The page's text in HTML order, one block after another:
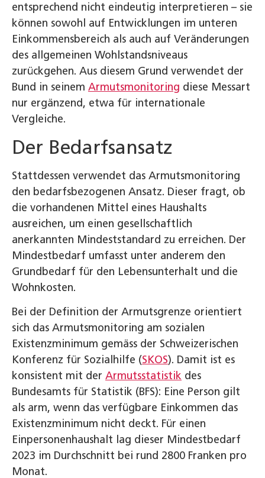
entsprechend nicht eindeutig interpretieren – sie
können sowohl auf Entwicklungen im unteren
Einkommensbereich als auch auf Veränderungen
des allgemeinen Wohlstandsniveaus
zurückgehen. Aus diesem Grund verwendet der
Bund in seinem Armutsmonitoring diese Messart
nur ergänzend, etwa für internationale
Vergleiche.
Der Bedarfsansatz
Stattdessen verwendet das Armutsmonitoring
den bedarfsbezogenen Ansatz. Dieser fragt, ob
die vorhandenen Mittel eines Haushalts
ausreichen, um einen gesellschaftlich
anerkannten Mindeststandard zu erreichen. Der
Mindestbedarf umfasst unter anderem den
Grundbedarf für den Lebensunterhalt und die
Wohnkosten.
Bei der Definition der Armutsgrenze orientiert
sich das Armutsmonitoring am sozialen
Existenzminimum gemäss der Schweizerischen
Konferenz für Sozialhilfe (SKOS). Damit ist es
konsistent mit der Armutsstatistik des
Bundesamts für Statistik (BFS): Eine Person gilt
als arm, wenn das verfügbare Einkommen das
Existenzminimum nicht deckt. Für einen
Einpersonenhaushalt lag dieser Mindestbedarf
2023 im Durchschnitt bei rund 2800 Franken pro
Monat.